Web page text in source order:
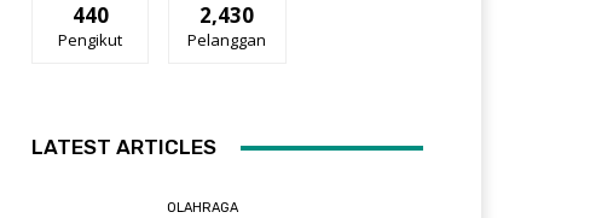
440
Pengikut
2,430
Pelanggan
LATEST ARTICLES
OLAHRAGA